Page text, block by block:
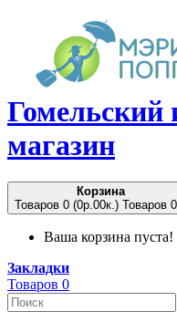
Гомельский
магазин
Корзина
Товаров 0 (0p.00к.) Товаров 0
Ваша корзина пуста!
Закладки
Товаров 0